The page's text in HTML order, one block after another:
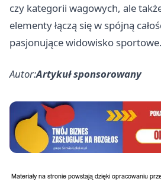
czy kategorii wagowych, ale
elementy łączą się w spójną
pasjonujące widowisko sportowe.
Autor:Artykuł sponsorowany